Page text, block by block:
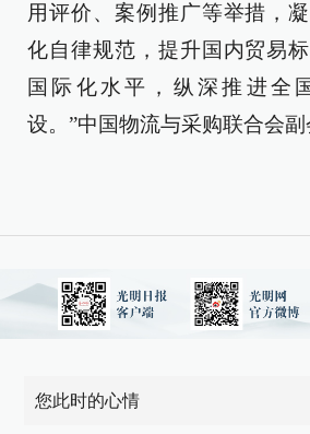
用评价、案例推广等举措，
化自律规范，提升国内贸易标
国际化水平，纵深推进全
设。”中国物流与采购联合会副
您此时的心情